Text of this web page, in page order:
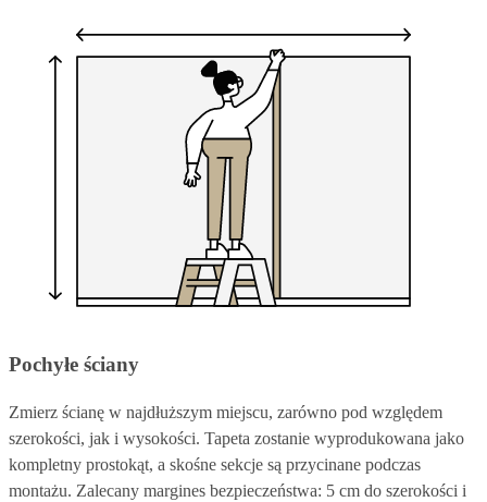
Pochyłe ściany
Zmierz ścianę w najdłuższym miejscu, zarówno pod względem
szerokości, jak i wysokości. Tapeta zostanie wyprodukowana jako
kompletny prostokąt, a skośne sekcje są przycinane podczas
montażu. Zalecany margines bezpieczeństwa: 5 cm do szerokości i